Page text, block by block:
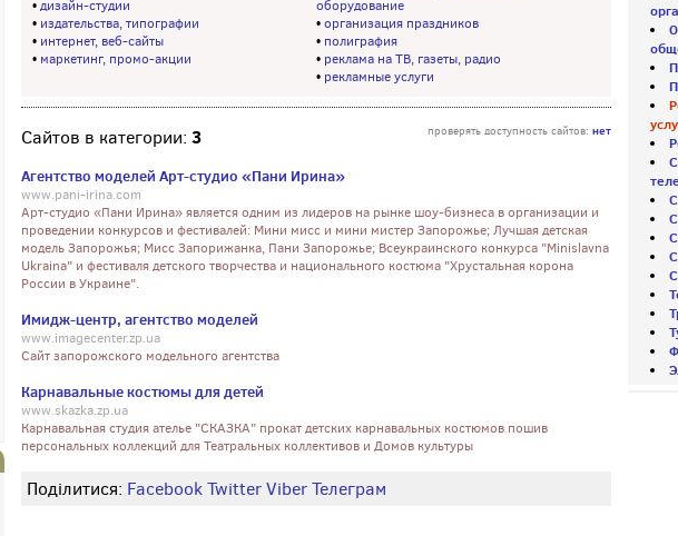
•дизайн-студии
• издательства, типографии
• интернет, веб-сайты
• маркетинг, промо-акции
оборудование
•организация праздников
• полиграфия
• реклама на ТВ, газеты, радио
• рекламные услуги
проверять доступность сайтов: нет
Сайтов в категории: 3
Агентство моделей Арт-студио «Пани Ирина»
www.pani-irina.com
Арт-студио «Пани Ирина» является одним из лидеров на рынке шоу-бизнеса в организации и
проведении конкурсов и фестивалей: Мини мисс и мини мистер Запорожье; Лучшая детская
модель Запорожья; Мисс Запорижанка, Пани Запорожье; Всеукраинского конкурса "Minislavna
Ukraina" и фестиваля детского творчества и национального костюма "Хрустальная корона
России в Украине".
Имидж-центр, агентство моделей
www.imagecenter.zp.ua
Cайт запорожского модельного агентства
Карнавальные костюмы для детей
www.skazka.zp.ua
Карнавальная студия ателье "СКАЗКА" прокат детских карнавальных костюмов пошив
персональных коллекций для Театральных коллективов и Домов культуры
Поділитися: FacebookTwitterViberТелеграм